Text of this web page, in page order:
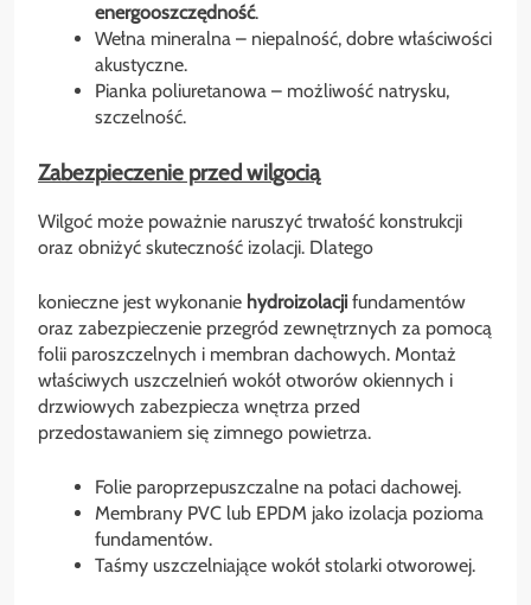
energooszczędność.
Wełna mineralna – niepalność, dobre właściwości
akustyczne.
Pianka poliuretanowa – możliwość natrysku,
szczelność.
Zabezpieczenie przed wilgocią
Wilgoć może poważnie naruszyć trwałość konstrukcji
oraz obniżyć skuteczność izolacji. Dlatego
konieczne jest wykonanie hydroizolacji fundamentów
oraz zabezpieczenie przegród zewnętrznych za pomocą
folii paroszczelnych i membran dachowych. Montaż
właściwych uszczelnień wokół otworów okiennych i
drzwiowych zabezpiecza wnętrza przed
przedostawaniem się zimnego powietrza.
Folie paroprzepuszczalne na połaci dachowej.
Membrany PVC lub EPDM jako izolacja pozioma
fundamentów.
Taśmy uszczelniające wokół stolarki otworowej.